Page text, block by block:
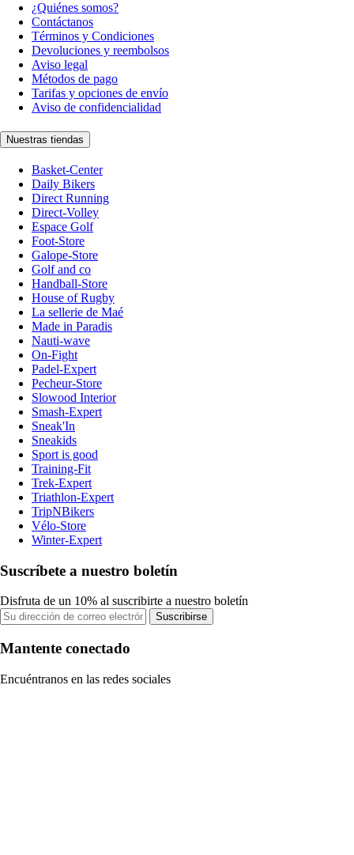
¿Quiénes somos?
Contáctanos
Términos y Condiciones
Devoluciones y reembolsos
Aviso legal
Métodos de pago
Tarifas y opciones de envío
Aviso de confidencialidad
Nuestras tiendas
Basket-Center
Daily Bikers
Direct Running
Direct-Volley
Espace Golf
Foot-Store
Galope-Store
Golf and co
Handball-Store
House of Rugby
La sellerie de Maé
Made in Paradis
Nauti-wave
On-Fight
Padel-Expert
Pecheur-Store
Slowood Interior
Smash-Expert
Sneak'In
Sneakids
Sport is good
Training-Fit
Trek-Expert
Triathlon-Expert
TripNBikers
Vélo-Store
Winter-Expert
Suscríbete a nuestro boletín
Disfruta de un 10% al suscribirte a nuestro boletín
Suscribirse
Mantente conectado
Encuéntranos en las redes sociales